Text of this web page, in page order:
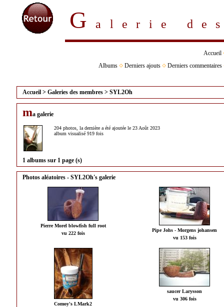
Galerie
Accueil
Albums
Derniers ajouts Derniers commentaires
Accueil > Galeries des membres > SYL2Oh
ma galerie
204 photos, la dernière a été ajoutée le 23 Août 2023
album visualisé 919 fois
1 albums sur 1 page (s)
Photos aléatoires - SYL2Oh's galerie
Pierre Morel blowfish full root
vu 222 fois
Pipe Johs - Morgens johansen
vu 153 fois
Comoy's LMark2
saucer Larysson
vu 306 fois